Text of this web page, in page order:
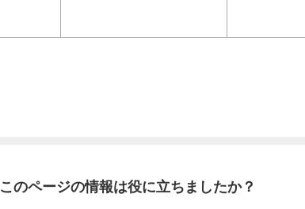
このページの情報は役に立ちましたか？